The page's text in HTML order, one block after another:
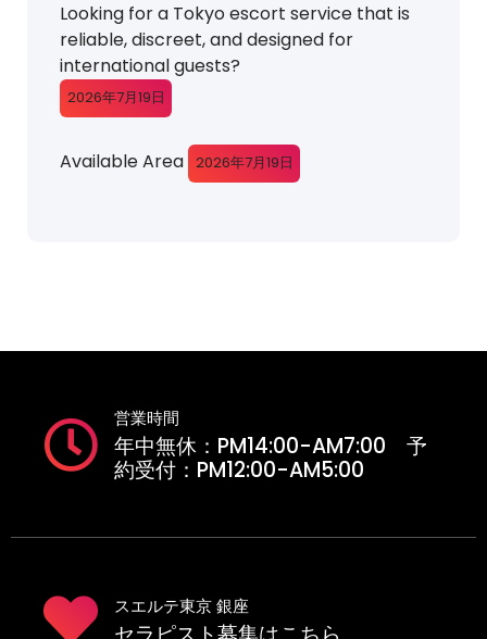
Looking for a Tokyo escort service that is
reliable, discreet, and designed for
international guests?
2026年7月19日
Available Area 2026年7月19日
営業時間
年中無休：PM14:00-AM7:00 予
約受付：PM12:00-AM5:00
スエルテ東京 銀座